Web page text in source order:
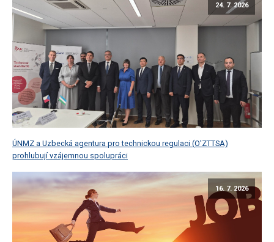
24. 7. 2026
ÚNMZ a Uzbecká agentura pro technickou regulaci (O'ZTTSA)
prohlubují vzájemnou spolupráci
16. 7. 2026